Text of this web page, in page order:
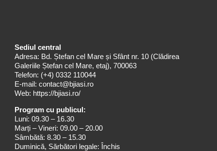
Sediul central
Adresa: Bd. Ștefan cel Mare și Sfânt nr. 10 (Clădirea
Galeriile Ștefan cel Mare, etaj), 700063
Telefon: (+4) 0332 110044
E-mail: contact@bjiasi.ro
Web: https://bjiasi.ro/
Program cu publicul:
Luni: 09.30 – 16.30
Marți – Vineri: 09.00 – 20.00
Sâmbătă: 8.30 – 15.30
Duminică, Sărbători legale: Închis